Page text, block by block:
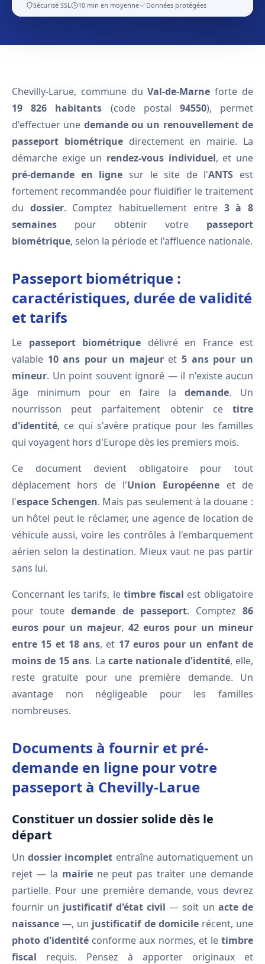
Sécurisé SSL 10 min en moyenne Données protégées
Chevilly-Larue, commune duVal-de-Marne forte de
19 826 habitants (code postal 94550), permet
d'effectuer une demande ou un renouvellement de
passeport biométriquedirectement en mairie. La
démarche exige un rendez-vous individuel, et une
pré-demande en ligne sur le site de l'ANTS est
fortement recommandée pour fluidifier le traitement
du dossier. Comptez habituellement entre 3 à 8
semaines pour obtenir votre passeport
biométrique, selon la période et l'affluence nationale.
Passeport biométrique :
caractéristiques, durée de validité
et tarifs
Le passeport biométrique délivré en France est
valable 10 ans pour un majeuret 5 ans pour un
mineur. Un point souvent ignoré — il n'existe aucun
âge minimum pour en faire lademande. Un
nourrisson peut parfaitement obtenir ce titre
d'identité, ce qui s'avère pratique pour les familles
qui voyagent hors d'Europe dès les premiers mois.
Ce document devient obligatoire pour tout
déplacement hors de l'Union Européenne et de
l'espace Schengen. Mais pas seulement à la douane :
un hôtel peut le réclamer, une agence de location de
véhicule aussi, voire les contrôles à l'embarquement
aérien selon la destination. Mieux vaut ne pas partir
sans lui.
Concernant les tarifs, letimbre fiscal est obligatoire
pour toutedemande de passeport. Comptez86
euros pour un majeur, 42 euros pour un mineur
entre 15 et 18 ans, et 17 euros pour un enfant de
moins de 15 ans. La carte nationale d'identité, elle,
reste gratuite pour une première demande. Un
avantage non négligeable pour les familles
nombreuses.
Documents à fournir et pré-
demande en ligne pour votre
passeport à Chevilly-Larue
Constituer un dossier solide dès le
départ
Undossier incomplet entraîne automatiquement un
rejet — la mairiene peut pas traiter une demande
partielle. Pour une première demande, vous devrez
fournir un justificatif d'état civil — soit un acte de
naissance —, un justificatif de domicilerécent, une
photo d'identité conforme aux normes, et letimbre
fiscal requis. Pensez à apporter originaux et